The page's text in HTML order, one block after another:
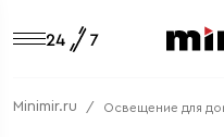
Minimir.ru Освещение для